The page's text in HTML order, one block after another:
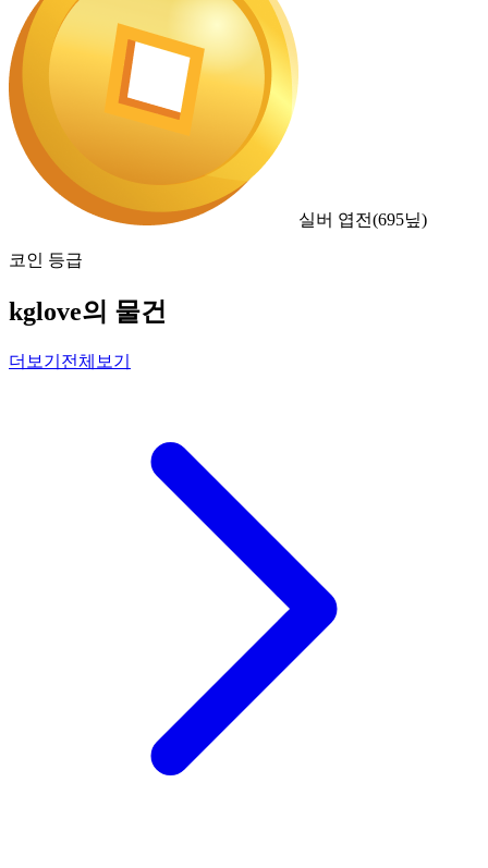
실버 엽전(695닢)
코인 등급
kglove의 물건
더보기 전체보기